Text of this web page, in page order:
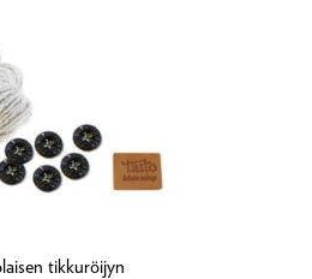
tikkuröijyn